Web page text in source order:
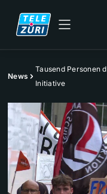
News
Tausend Personen
Initiative